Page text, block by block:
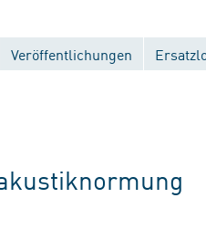
Veröffentlichungen